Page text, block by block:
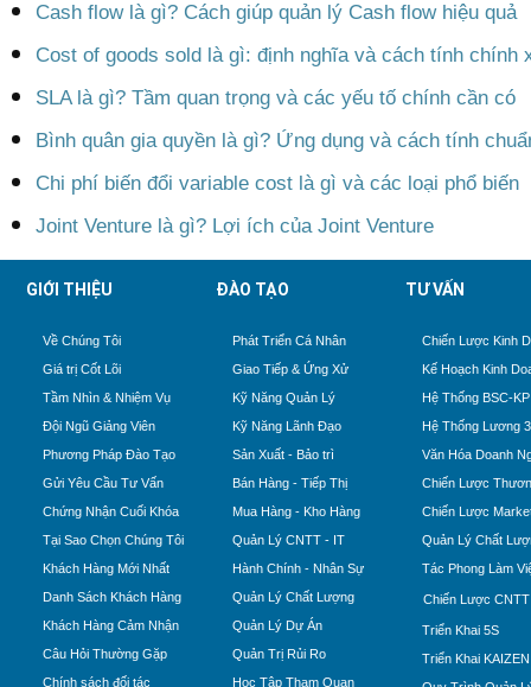
Cash flow là gì? Cách giúp quản lý Cash flow hiệu quả
Cost of goods sold là gì: định nghĩa và cách tính chính
SLA là gì? Tầm quan trọng và các yếu tố chính cần có
Bình quân gia quyền là gì? Ứng dụng và cách tính
Chi phí biến đổi variable cost là gì và các loại phổ biến
Joint Venture là gì? Lợi ích của Joint Venture
GIỚI THIỆU
Về Chúng Tôi
Giá trị Cốt Lõi
Tầm Nhìn & Nhiệm Vụ
Đội Ngũ Giảng Viên
Phương Pháp Đào Tạo
Gửi Yêu Cầu Tư Vấn
Chứng Nhận Cuối Khóa
Tại Sao Chọn Chúng Tôi
Khách Hàng Mới Nhất
Danh Sách Khách Hàng
Khách Hàng Cảm Nhận
Câu Hỏi Thường Gặp
Chính sách đối tác
ĐÀO TẠO
Phát Triển Cá Nhân
Giao Tiếp & Ứng Xử
Kỹ Năng Quản Lý
Kỹ Năng Lãnh Đạo
Sản Xuất - Bảo trì
Bán Hàng - Tiếp Thị
Mua Hàng - Kho Hàng
Quản Lý CNTT - IT
Hành Chính - Nhân Sự
Quản Lý Chất Lượng
Quản Lý Dự Án
Quản Trị Rủi Ro
Học Tập Tham Quan
TƯ VẤN
Chiến Lược Kinh
Kế Hoạch Kinh
Hệ Thống BSC-
Hệ Thống Lương
Văn Hóa Doanh
Chiến Lược
Chiến Lược
Quản Lý Chất
Tác Phong Làm
Chiến Lược CNTT
Triển Khai 5S
Triển Khai KAIZEN